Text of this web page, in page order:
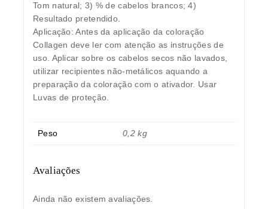
Tom natural; 3) % de cabelos brancos; 4)
Resultado pretendido.
Aplicação: Antes da aplicação da coloração
Collagen deve ler com atenção as instruções de
uso. Aplicar sobre os cabelos secos não lavados,
utilizar recipientes não-metálicos aquando a
preparação da coloração com o ativador. Usar
Luvas de proteção.
Peso 0,2 kg
Avaliações
Ainda não existem avaliações.